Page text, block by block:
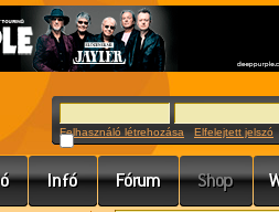
Felhasználó létrehozása Elfelejtett jelszó